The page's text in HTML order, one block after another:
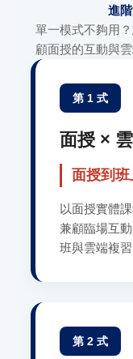
進
單一模式不夠用
顧面授的互動與
第 1 式
面授 ×
面授到
以面授實體
兼顧臨場互
班與雲端複習
第 2 式